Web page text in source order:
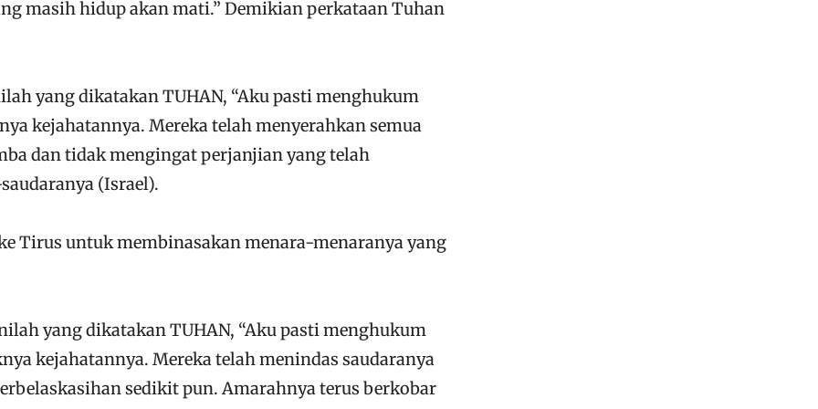
masih hidup akan mati.” Demikian perkataan Tuhan
yang dikatakan TUHAN, “Aku pasti menghukum
kejahatannya. Mereka telah menyerahkan semua
dan tidak mengingat perjanjian yang telah
(Israel).
Tirus untuk membinasakan menara-menaranya yang
yang dikatakan TUHAN, “Aku pasti menghukum
kejahatannya. Mereka telah menindas saudaranya
sedikit pun. Amarahnya terus berkobar